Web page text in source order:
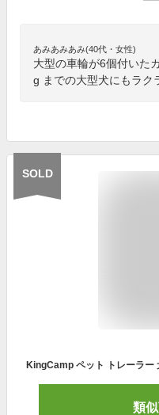
あみあみあみ(40代・女性)
大型の車輪が6個付いた
g までの大型犬にもラク
SOLD
類